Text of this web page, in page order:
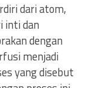
dari atom,
inti dan
dengan
menjadi
yang disebut